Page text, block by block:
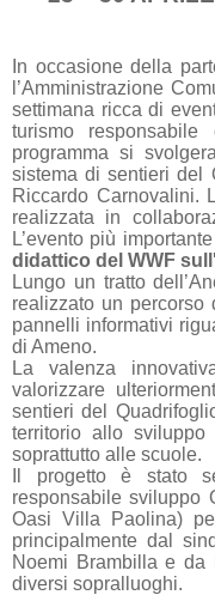
In occasione della
l’Amministrazione
settimana ricca di
turismo
programma si
sistema di sentieri del
Riccardo Carnovalini.
realizzata in
L’evento più
didattico del WWF
Lungo un tratto
realizzato un percorso
pannelli informativi
di Ameno.
La valenza
valorizzare
sentieri del
territorio allo sviluppo
soprattutto alle scuole.
Il progetto è stato
responsabile sviluppo
Oasi Villa Paolina)
principalmente dal
Noemi Brambilla e da
diversi sopralluoghi.